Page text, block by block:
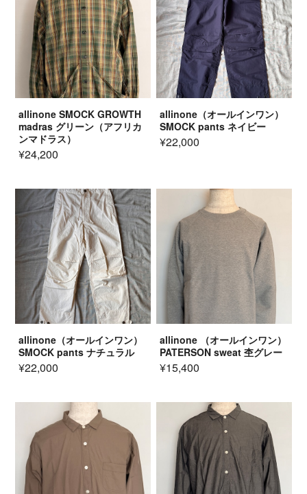
allinone SMOCK GROWTH
madras グリーン（アフリカ
ンマドラス）
¥24,200
allinone（オールインワン）
SMOCK pants ネイビー
¥22,000
allinone（オールインワン）
SMOCK pants ナチュラル
¥22,000
allinone （オールインワン）
PATERSON sweat 杢グレー
¥15,400